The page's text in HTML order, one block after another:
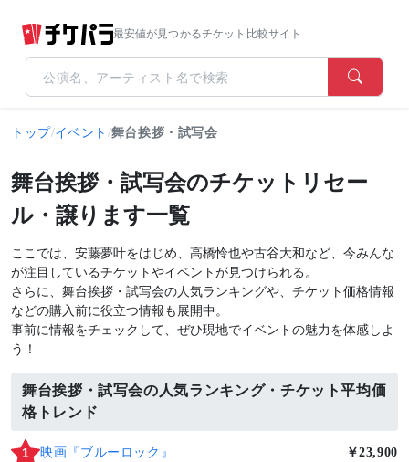
最安値が見つかるチケット比較サイト
トップ/イベント /舞台挨拶・試写会
舞台挨拶・試写会のチケットリセー
ル・譲ります一覧
ここでは、安藤夢叶をはじめ、高橋怜也や古谷大和など、今みんな
が注目しているチケットやイベントが見つけられる。
さらに、舞台挨拶・試写会の人気ランキングや、チケット価格情報
などの購入前に役立つ情報も展開中。
事前に情報をチェックして、ぜひ現地でイベントの魅力を体感しよ
う！
舞台挨拶・試写会の人気ランキング・チケット平均価
格トレンド
1 映画『ブルーロック』 ￥23,900